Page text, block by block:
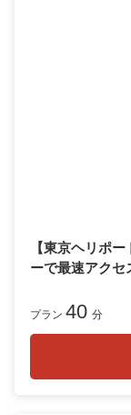
【東京ヘリポ
ーで最速アクセ
プラン 40 分